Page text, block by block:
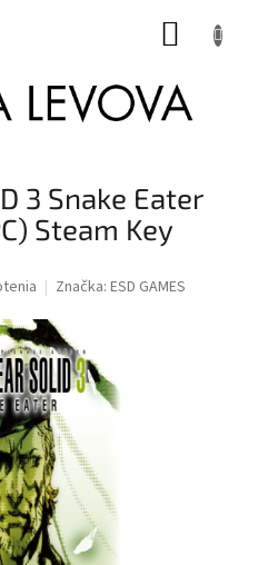
3 Snake Eater
Steam Key
Značka: ESD GAMES